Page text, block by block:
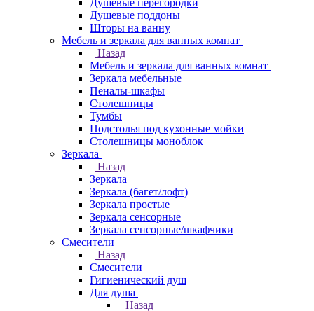
Душевые перегородки
Душевые поддоны
Шторы на ванну
Мебель и зеркала для ванных комнат
Назад
Мебель и зеркала для ванных комнат
Зеркала мебельные
Пеналы-шкафы
Столешницы
Тумбы
Подстолья под кухонные мойки
Столешницы моноблок
Зеркала
Назад
Зеркала
Зеркала (багет/лофт)
Зеркала простые
Зеркала сенсорные
Зеркала сенсорные/шкафчики
Смесители
Назад
Смесители
Гигиенический душ
Для душа
Назад